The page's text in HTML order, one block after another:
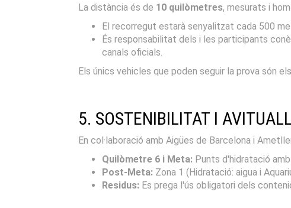
La distància és de 10 quilòmetres, mesurats i
El recorregut estarà senyalitzat cada 500
És responsabilitat dels i les participants
canals oficials.
Els únics vehicles que poden seguir la prova són
5. SOSTENIBILITAT I
En col·laboració amb Aigües de Barcelona i
Quilòmetre 6 i Meta: Punts d'hidratació
Post-Meta: Zona 1 (Hidratació: aigua i
Residus: Es prega l'ús obligatori dels